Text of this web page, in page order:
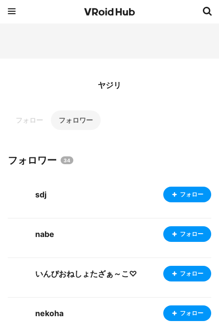
ヤジリ
フォロー フォロワー
フォロワー 34
sdj フォロー
nabe フォロー
いんぴおねしょたざぁ～こ♡ フォロー
nekoha フォロー